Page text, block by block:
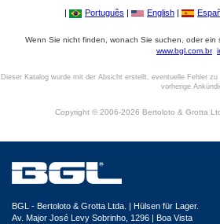
| Português | English |
Wenn Sie nicht finden, wonach Sie suchen, oder
www.bgl.com.br
Dieser Katalog wurde mit der Absicht erstellt, eventuelle Fehler
vorherige
Copyright © 2006-2026 Bertoloto & Grotta
BGL - Bertoloto & Grotta Ltda. | Hülsen für Lager.
Av. Major José Levy Sobrinho, 1296 | Boa Vista